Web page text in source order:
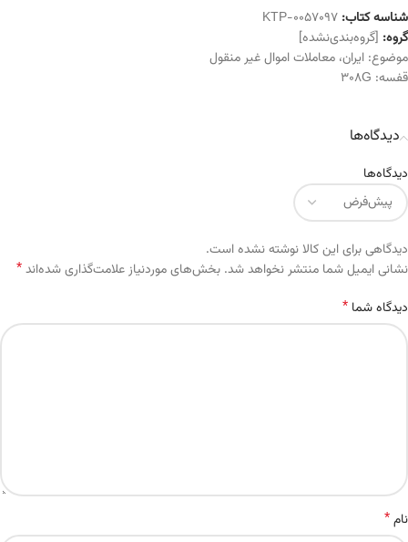
شناسه کتاب: KTP-0057097
گروه: [گروه‌بندی‌نشده]
موضوع: ایران، معاملات اموال غیر منقول
قفسه: 308G
دیدگاه‌ها
دیدگاه‌ها
دیدگاهی برای این کالا نوشته نشده است.
نشانی ایمیل شما منتشر نخواهد شد. بخش‌های موردنیاز علامت‌گذاری شده‌اند*
دیدگاه شما *
نام*
Alternative: